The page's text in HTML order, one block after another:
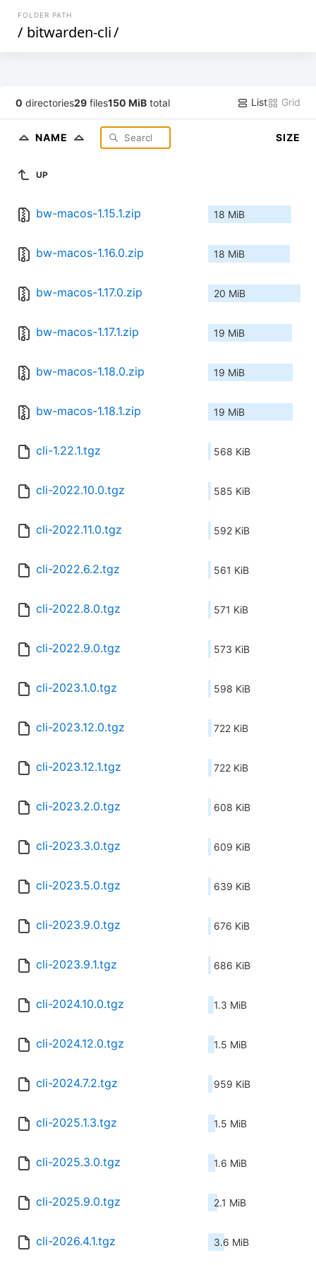
FOLDER PATH
/ bitwarden-cli/
0 directories29 files150 MiB total List Grid
NAME SIZE
UP
bw-macos-1.15.1.zip 18 MiB
bw-macos-1.16.0.zip 18 MiB
bw-macos-1.17.0.zip 20 MiB
bw-macos-1.17.1.zip 19 MiB
bw-macos-1.18.0.zip 19 MiB
bw-macos-1.18.1.zip 19 MiB
cli-1.22.1.tgz 568 KiB
cli-2022.10.0.tgz 585 KiB
cli-2022.11.0.tgz 592 KiB
cli-2022.6.2.tgz 561 KiB
cli-2022.8.0.tgz 571 KiB
cli-2022.9.0.tgz 573 KiB
cli-2023.1.0.tgz 598 KiB
cli-2023.12.0.tgz 722 KiB
cli-2023.12.1.tgz 722 KiB
cli-2023.2.0.tgz 608 KiB
cli-2023.3.0.tgz 609 KiB
cli-2023.5.0.tgz 639 KiB
cli-2023.9.0.tgz 676 KiB
cli-2023.9.1.tgz 686 KiB
cli-2024.10.0.tgz 1.3 MiB
cli-2024.12.0.tgz 1.5 MiB
cli-2024.7.2.tgz 959 KiB
cli-2025.1.3.tgz 1.5 MiB
cli-2025.3.0.tgz 1.6 MiB
cli-2025.9.0.tgz 2.1 MiB
cli-2026.4.1.tgz 3.6 MiB